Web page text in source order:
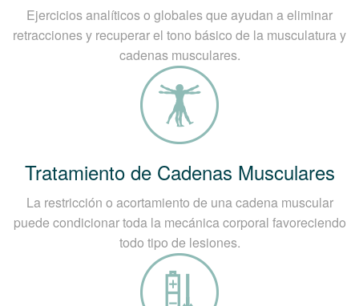
Ejercicios analíticos o globales que ayudan a eliminar
retracciones y recuperar el tono básico de la musculatura y
cadenas musculares.
Tratamiento de Cadenas Musculares
La restricción o acortamiento de una cadena muscular
puede condicionar toda la mecánica corporal favoreciendo
todo tipo de lesiones.